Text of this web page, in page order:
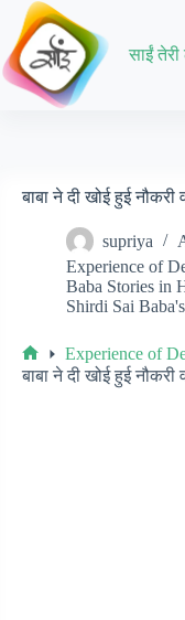
Skip
content
साईं तेरी
बाबा ने दी खोई हुई नौकरी
supriya
Experience of
Baba Stories in
Shirdi Sai
Home
Experience of
बाबा ने दी खोई हुई नौकरी